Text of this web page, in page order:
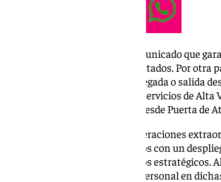
La compañía asegura en el comunicado que
importe de los billetes a los afectados. Por otra
servicios AVLO previstos con llegada o salida
así como la mayor parte de los servicios de
estos servicios tendrán salida desde Puerta de
Renfe ha activado el plan de operaciones
posibles afecciones a los viajeros con un
recursos humanos en los puntos estratégicos.
incrementado la presencia de personal en